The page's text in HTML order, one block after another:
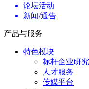
论坛活动
新闻/通告
产品与服务
特色模块
标杆企业研究
人才服务
传媒平台